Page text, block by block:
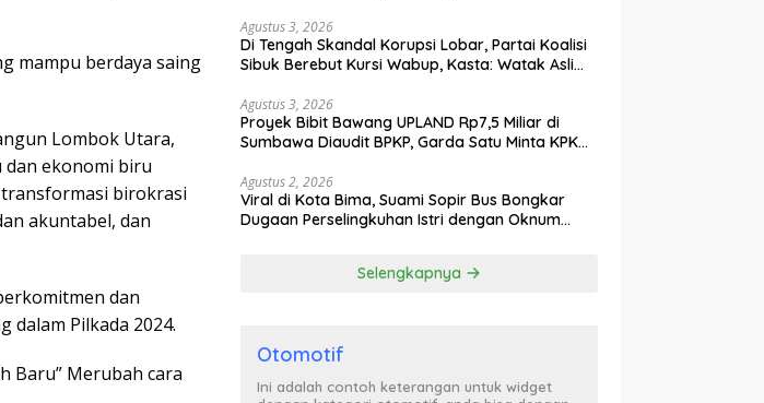
mampu berdaya saing
Lombok Utara,
ekonomi biru
birokrasi
akuntabel, dan
dan
Pilkada 2024.
Baru” Merubah cara
Agustus 3, 2026
Di Tengah Skandal Korupsi Lobar, Partai Koalisi
Sibuk Berebut Kursi Wabup, Kasta: Watak Asli
Agustus 3, 2026
Proyek Bibit Bawang UPLAND Rp7,5 Miliar di
Sumbawa Diaudit BPKP, Garda Satu Minta KPK
Agustus 2, 2026
Viral di Kota Bima, Suami Sopir Bus Bongkar
Dugaan Perselingkuhan Istri dengan Oknum
Selengkapnya
Otomotif
Ini adalah contoh keterangan untuk widget